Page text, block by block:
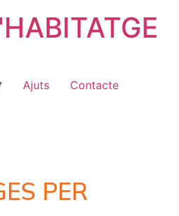
Ajuts Contacte
PER